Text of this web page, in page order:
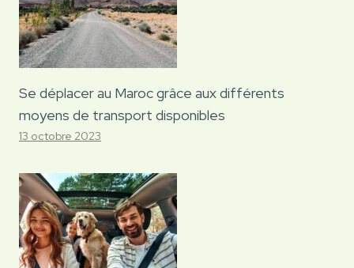
Se déplacer au Maroc grâce aux différents
moyens de transport disponibles
13 octobre 2023